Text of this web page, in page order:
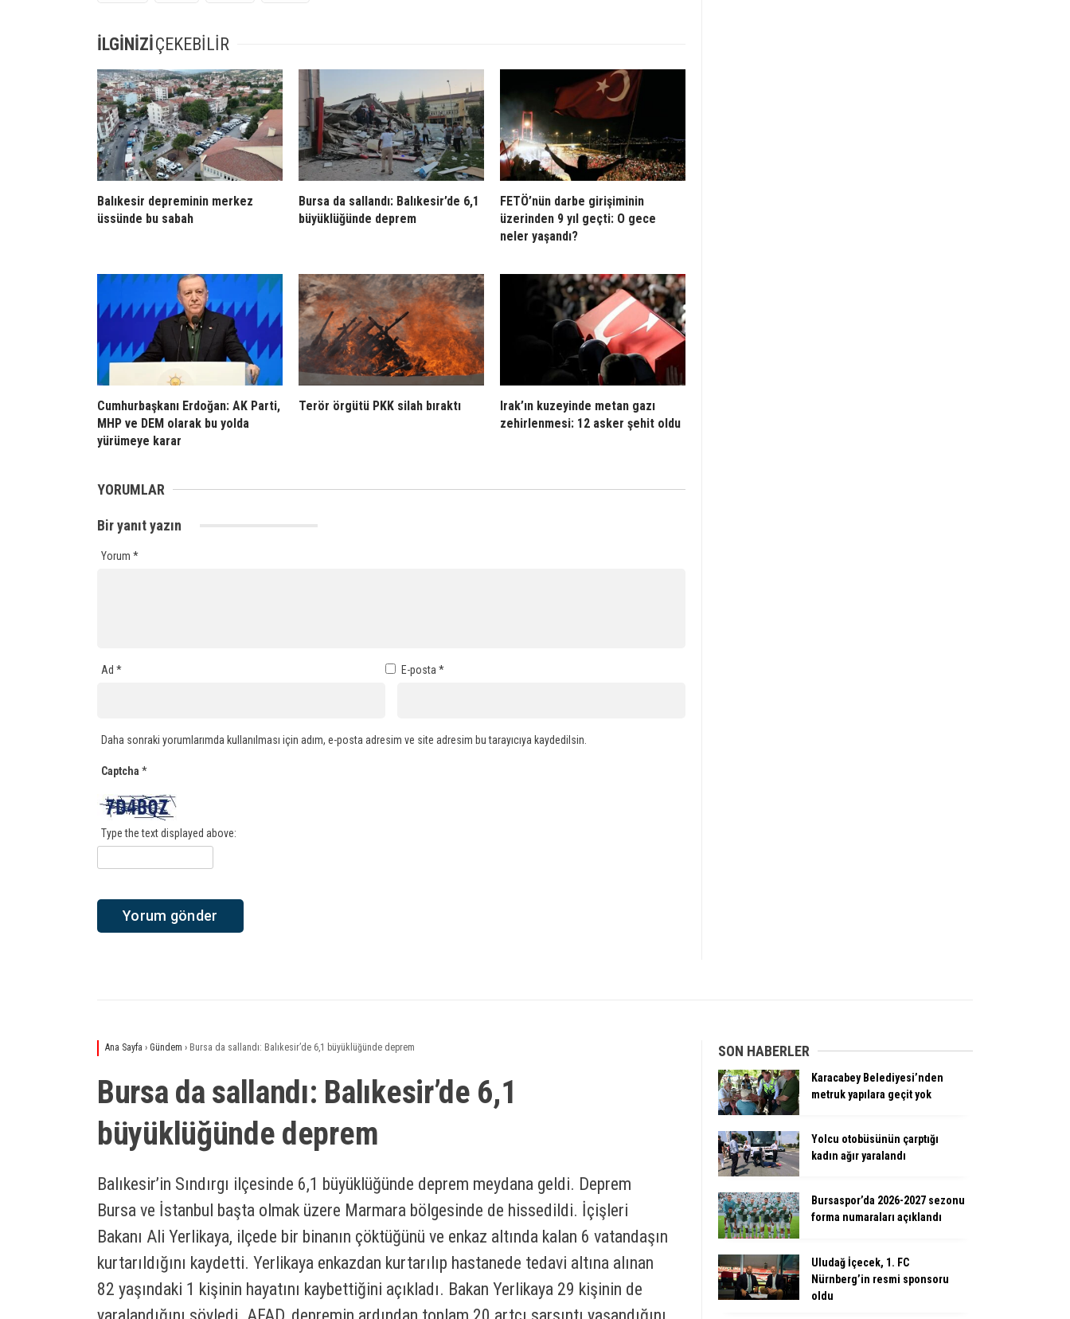
İLGİNİZİÇEKEBİLİR
Balıkesir depreminin merkez
üssünde bu sabah
Bursa da sallandı: Balıkesir’de 6,1
büyüklüğünde deprem
FETÖ’nün darbe girişiminin
üzerinden 9 yıl geçti: O gece
neler yaşandı?
Cumhurbaşkanı Erdoğan: AK Parti,
MHP ve DEM olarak bu yolda
yürümeye karar
Terör örgütü PKK silah bıraktı
Irak’ın kuzeyinde metan gazı
zehirlenmesi: 12 asker şehit oldu
YORUMLAR
Bir yanıt yazın
Yorum *
Ad * E-posta *
Daha sonraki yorumlarımda kullanılması için adım, e-posta adresim ve site adresim bu tarayıcıya kaydedilsin.
Captcha *
Type the text displayed above:
Ana Sayfa › Gündem › Bursa da sallandı: Balıkesir’de 6,1 büyüklüğünde deprem
Bursa da sallandı: Balıkesir’de 6,1
büyüklüğünde deprem
Balıkesir’in Sındırgı ilçesinde 6,1 büyüklüğünde deprem meydana geldi. Deprem
Bursa ve İstanbul başta olmak üzere Marmara bölgesinde de hissedildi. İçişleri
Bakanı Ali Yerlikaya, ilçede bir binanın çöktüğünü ve enkaz altında kalan 6 vatandaşın
kurtarıldığını kaydetti. Yerlikaya enkazdan kurtarılıp hastanede tedavi altına alınan
82 yaşındaki 1 kişinin hayatını kaybettiğini açıkladı. Bakan Yerlikaya 29 kişinin de
SON HABERLER
Karacabey Belediyesi’nden
metruk yapılara geçit yok
Yolcu otobüsünün çarptığı
kadın ağır yaralandı
Bursaspor’da 2026-2027 sezonu
forma numaraları açıklandı
Uludağ İçecek, 1. FC
Nürnberg’in resmi sponsoru
oldu